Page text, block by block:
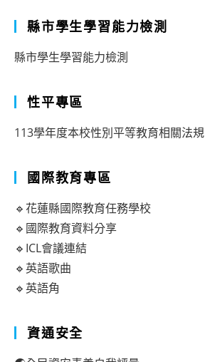
縣市學生學習能力檢測
縣市學生學習能力檢測
性平專區
113學年度本校性別平等教育相關法規
國際教育專區
🔹花蓮縣國際教育任務學校
🔹國際教育資料分享
🔹ICL會議連結
🔹英語歌曲
🔹英語角
資通安全